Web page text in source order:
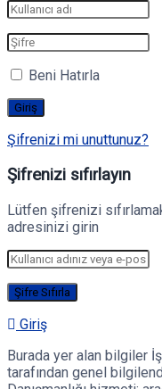
Beni Hatırla
Şifrenizi mi unuttunuz?
Şifrenizi sıfırlayın
Lütfen şifrenizi
adresinizi girin
Giriş
Burada yer alan bilgiler
tarafından genel